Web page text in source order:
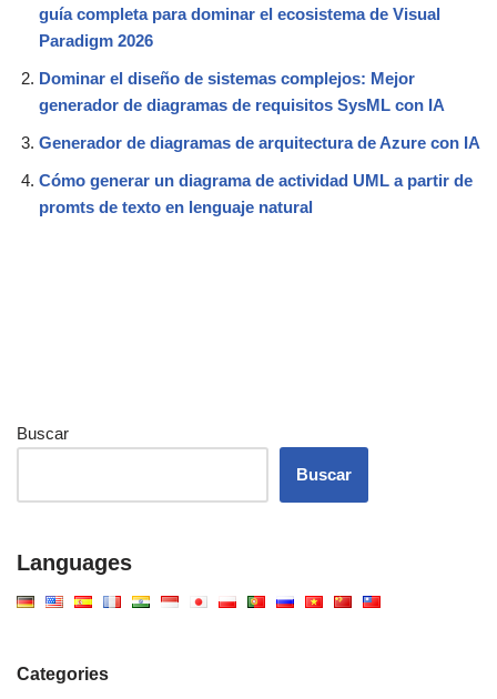
guía completa para dominar el ecosistema de Visual
Paradigm 2026
Dominar el diseño de sistemas complejos: Mejor
generador de diagramas de requisitos SysML con IA
Generador de diagramas de arquitectura de Azure con IA
Cómo generar un diagrama de actividad UML a partir de
promts de texto en lenguaje natural
Buscar
Buscar
Languages
Categories